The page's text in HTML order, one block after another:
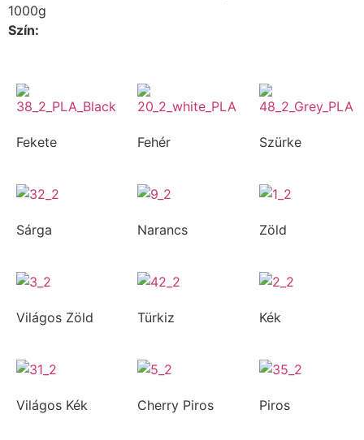
1000g
Szín:
Fekete Fehér Szürke
Sárga Narancs Zöld
Világos Zöld Türkiz Kék
Világos Kék Cherry Piros Piros